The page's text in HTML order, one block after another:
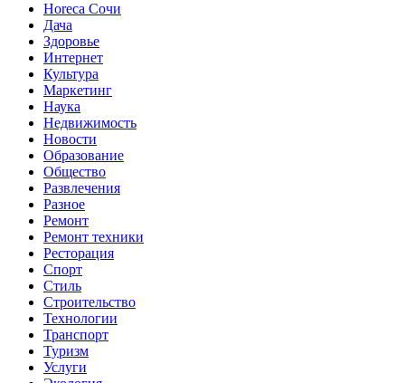
Horeca Сочи
Дача
Здоровье
Интернет
Культура
Маркетинг
Наука
Недвижимость
Новости
Образование
Общество
Развлечения
Разное
Ремонт
Ремонт техники
Ресторация
Спорт
Стиль
Строительство
Технологии
Транспорт
Туризм
Услуги